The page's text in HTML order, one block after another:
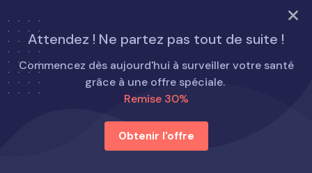
ESSAYEZ MAINTENANT
Attendez ! Ne partez pas tout de suite !
Commencez dès aujourd'hui à surveiller votre santé
grâce à une offre spéciale.
Remise 30%
Obtenir l'offre
Accueil
Comment faire
Existe-t-il un moyen de consulter l'historique de
navigation privée sur iPhone ? 5 méthodes à essayer
Existe-t-il un moyen de consulter